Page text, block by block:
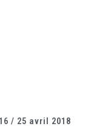
/ 25 avril 2018